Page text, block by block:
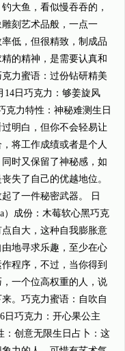
大鱼，看似慢吞吞的，
刻艺术品般，一点一
低，但很精致，制成品
的精神，是需要认真和
力蜜语：过份钻研精美
14日巧克力：够姜旋风
克力特性：神秘难测生日
明白，但你不会轻易让
将工作成绩或者是个人
时又保留了神秘感，如
失了自己的优越地位。
了一件秘密武器。 日
）成份：木莓软心黑巧克
自大，这种自我膨胀意
地寻求乐趣，至少在心
程序，不过，当你得到
一个位高权重的人，说
。巧克力蜜语：自吹自
日巧克力：开心果公主
：创意无限生日占卜：这